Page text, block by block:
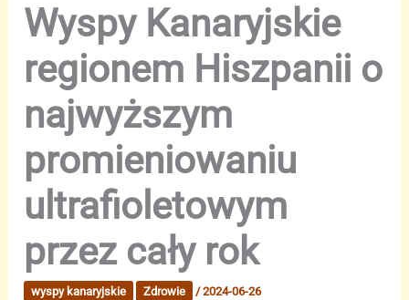
Wyspy Kanaryjskie
regionem Hiszpanii o
najwyższym
promieniowaniu
ultrafioletowym
przez cały rok
wyspy kanaryjskie Zdrowie /2024-06-26